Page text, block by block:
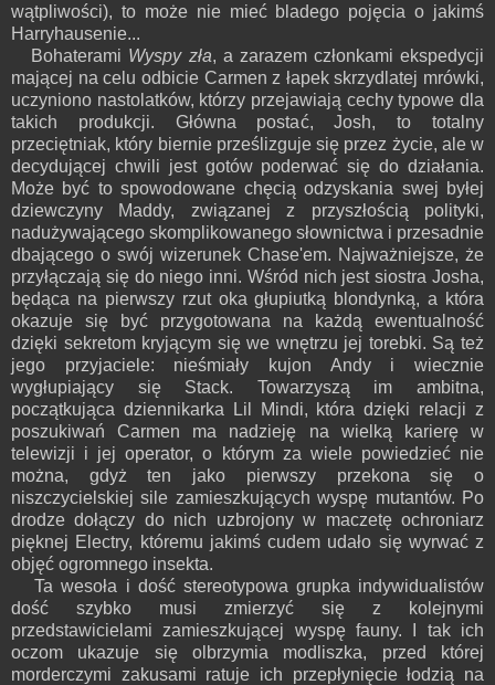
wątpliwości), to może nie mieć bladego pojęcia o jakimś
Harryhausenie...
Bohaterami Wyspy zła, a zarazem członkami ekspedycji
mającej na celu odbicie Carmen z łapek skrzydlatej mrówki,
uczyniono nastolatków, którzy przejawiają cechy typowe dla
takich produkcji. Główna postać, Josh, to totalny
przeciętniak, który biernie prześlizguje się przez życie, ale w
decydującej chwili jest gotów poderwać się do działania.
Może być to spowodowane chęcią odzyskania swej byłej
dziewczyny Maddy, związanej z przyszłością polityki,
nadużywającego skomplikowanego słownictwa i przesadnie
dbającego o swój wizerunek Chase'em. Najważniejsze, że
przyłączają się do niego inni. Wśród nich jest siostra Josha,
będąca na pierwszy rzut oka głupiutką blondynką, a która
okazuje się być przygotowana na każdą ewentualność
dzięki sekretom kryjącym się we wnętrzu jej torebki. Są też
jego przyjaciele: nieśmiały kujon Andy i wiecznie
wygłupiający się Stack. Towarzyszą im ambitna,
początkująca dziennikarka Lil Mindi, która dzięki relacji z
poszukiwań Carmen ma nadzieję na wielką karierę w
telewizji i jej operator, o którym za wiele powiedzieć nie
można, gdyż ten jako pierwszy przekona się o
niszczycielskiej sile zamieszkujących wyspę mutantów. Po
drodze dołączy do nich uzbrojony w maczetę ochroniarz
pięknej Electry, któremu jakimś cudem udało się wyrwać z
objęć ogromnego insekta.
Ta wesoła i dość stereotypowa grupka indywidualistów
dość szybko musi zmierzyć się z kolejnymi
przedstawicielami zamieszkującej wyspę fauny. I tak ich
oczom ukazuje się olbrzymia modliszka, przed której
morderczymi zakusami ratuje ich przepłynięcie łodzią na